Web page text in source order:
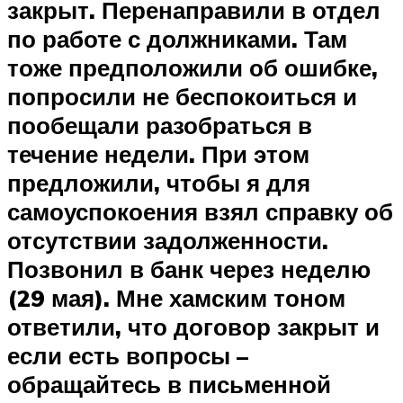
закрыт. Перенаправили в отдел
по работе с должниками. Там
тоже предположили об ошибке,
попросили не беспокоиться и
пообещали разобраться в
течение недели. При этом
предложили, чтобы я для
самоуспокоения взял справку об
отсутствии задолженности.
Позвонил в банк через неделю
(29 мая). Мне хамским тоном
ответили, что договор закрыт и
если есть вопросы –
обращайтесь в письменной